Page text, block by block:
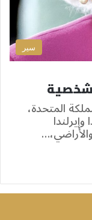
سير
شخصية
المتحدة،